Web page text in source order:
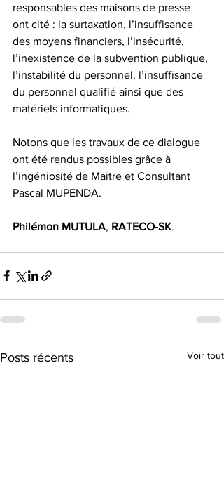
responsables des maisons de presse
ont cité : la surtaxation, l’insuffisance
des moyens financiers, l’insécurité,
l’inexistence de la subvention publique,
l’instabilité du personnel, l’insuffisance
du personnel qualifié ainsi que des
matériels informatiques.
Notons que les travaux de ce dialogue
ont été rendus possibles grâce à
l’ingéniosité de Maitre et Consultant
Pascal MUPENDA.
Philémon MUTULA, RATECO-SK.
Posts récents Voir tout